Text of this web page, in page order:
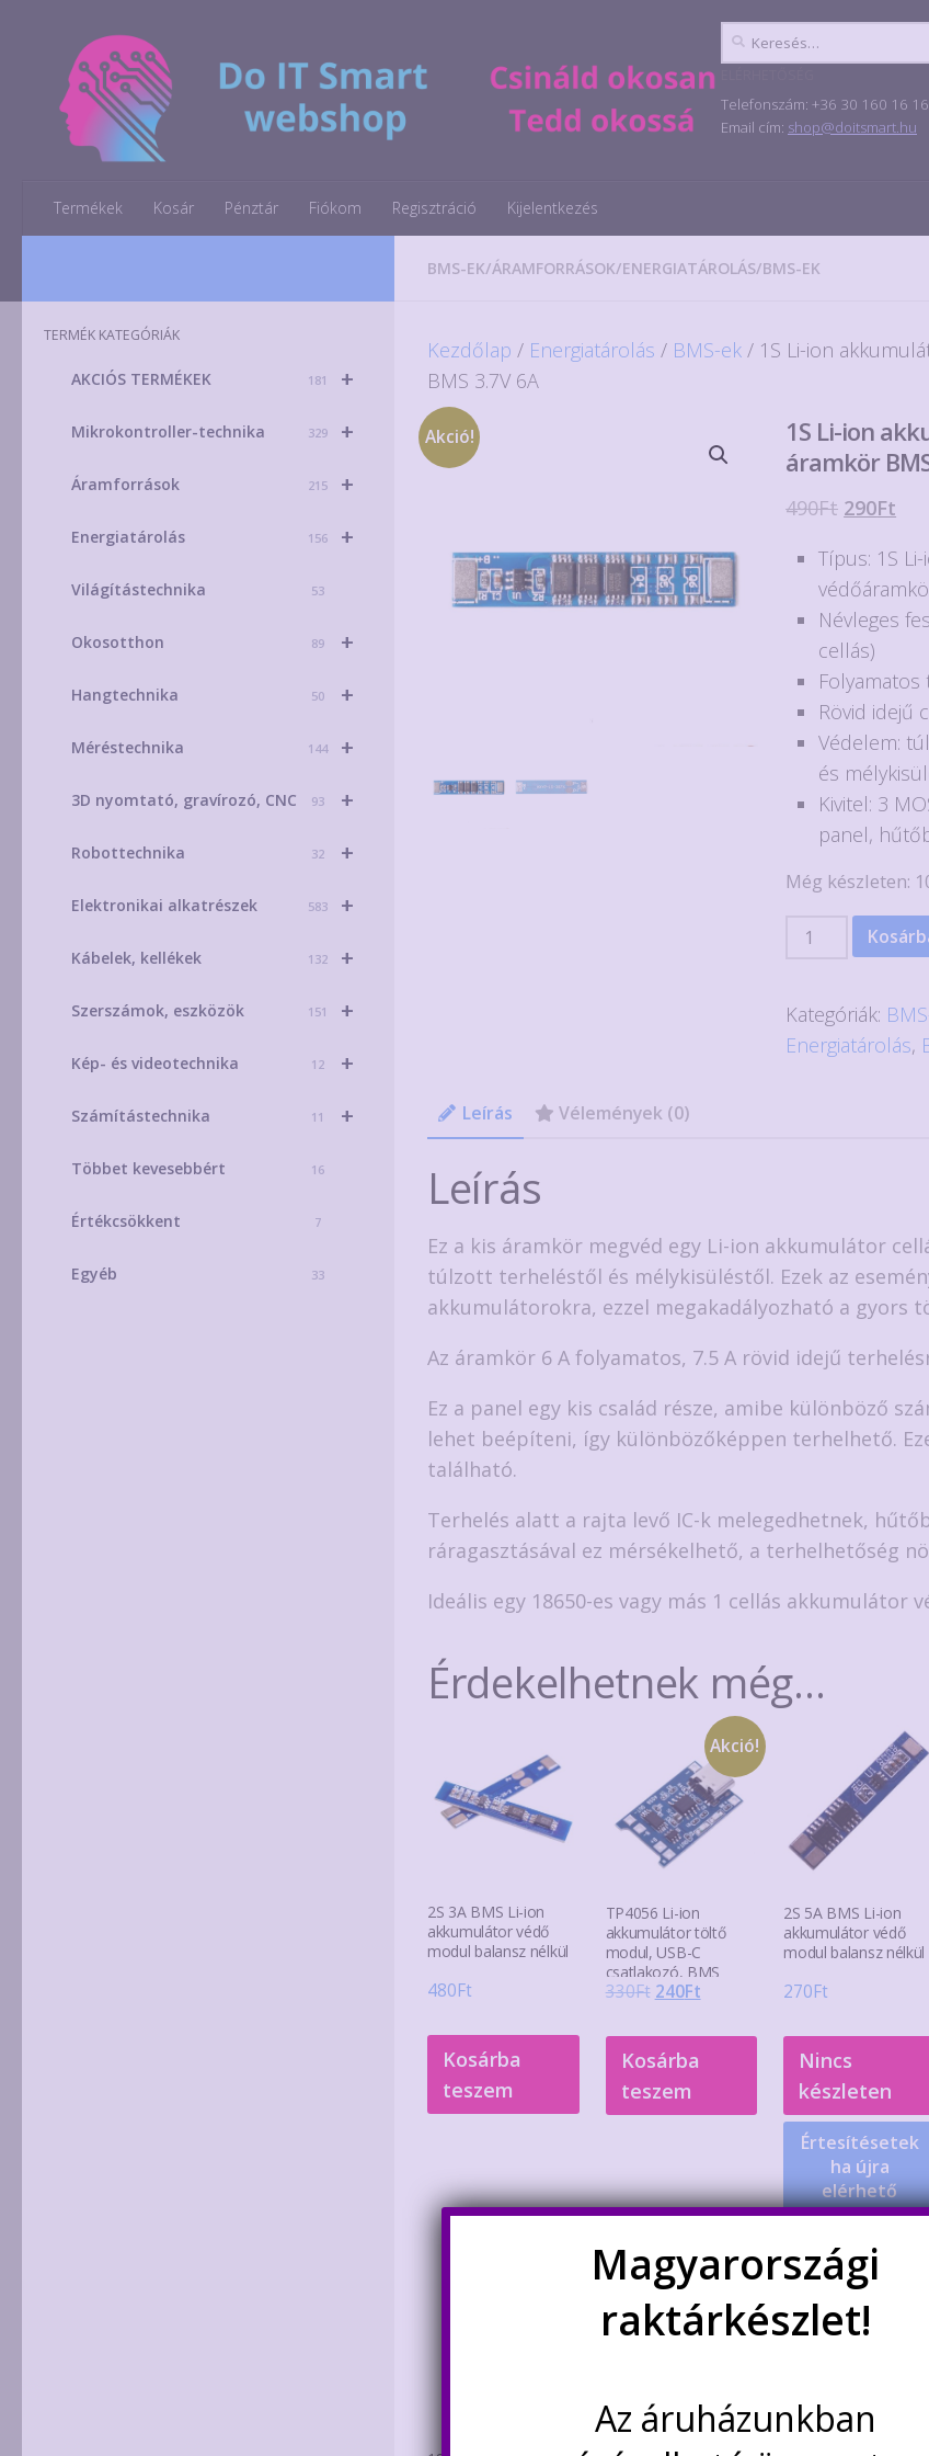
Skip to content Keresés:
Telefonszám: +36 30 160 16 16
Email cím: shop@doitsmart.hu
Termékek Kosár Pénztár Fiókom Regisztráció Kijelentkezés
BMS-EK/ÁRAMFORRÁSOK/ENERGIATÁROLÁS/BMS-EK
Kezdőlap / Energiatárolás / BMS-ek / 1S Li-ion
BMS 3.7V 6A
Akció!
1S Li-ion
áramkör
490Ft Original
was:
490Ft.
290Ft
is:
Típus: 1S
Névleges
cellás)
Rövid idejű
Védelem:
és
Kivitel: 3
panel,
Még készleten:
akkumulátor
védő
Kategóriák:
Energiatárolás,
Leírás Vélemények (0)
Leírás
Ez a kis áramkör megvéd egy Li-ion akkumulátor
túlzott terheléstől és mélykisüléstől. Ezek az
akkumulátorokra, ezzel megakadályozható a gyors
Az áramkör 6 A folyamatos, 7.5 A rövid idejű
Ez a panel egy kis család része, amibe különböző
lehet beépíteni, így különbözőképpen terhelhető.
található.
Terhelés alatt a rajta levő IC-k melegedhetnek,
ráragasztásával ez mérsékelhető, a terhelhetőség
Ideális egy 18650-es vagy más 1 cellás akkumulátor
Érdekelhetnek még…
2S 3A BMS Li-ion
akkumulátor védő
modul balansz nélkül
480Ft
Kosárba
teszem
Akció!
TP4056 Li-ion
akkumulátor töltő
modul, USB-C
csatlakozó, BMS
330Ft Original
was:
330Ft.
240FtCurrent
Kosárba
teszem
2S 5A BMS Li-ion
akkumulátor védő
modul balansz nélkül
270Ft
Nincs
készleten
Értesítésetek
ha újra
elérhető
TERMÉK KATEGÓRIÁK
+
AKCIÓS TERMÉKEK 181
+
Mikrokontroller-technika 329
+
Áramforrások 215
+
Energiatárolás 156
Világítástechnika 53
+
Okosotthon 89
+
Hangtechnika 50
+
Méréstechnika 144
+
3D nyomtató, gravírozó, CNC 93
+
Robottechnika 32
+
Elektronikai alkatrészek 583
+
Kábelek, kellékek 132
+
Szerszámok, eszközök 151
+
Kép- és videotechnika 12
+
Számítástechnika 11
Többet kevesebbért 16
Értékcsökkent 7
Egyéb 33
Magyarországi
raktárkészlet!
Az áruházunkban